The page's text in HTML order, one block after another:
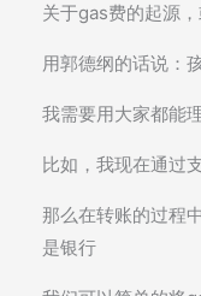
关于gas费的起源
用郭德纲的话说：
我需要用大家都能
比如，我现在通过
那么在转账的过程
是银行